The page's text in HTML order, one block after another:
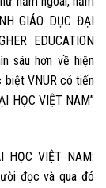
GIÁO DỤC ĐẠI
EDUCATION
sâu hơn về hiện
VNUR có tiến
HỌC VIỆT NAM”
HỌC VIỆT NAM:
đọc và qua đó